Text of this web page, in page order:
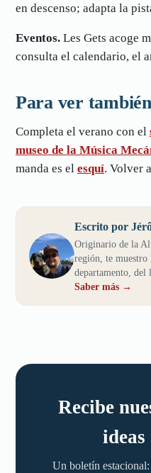
en descenso; adapta la
Eventos. Les Gets acoge
consulta el calendario, el
Para ver
Completa el verano con el
museo de la Música
manda es el esquí. Volver
Escrito por
Originario de la
región, te muestro
departamento, del
Saber más →
Recibe
Un boletín